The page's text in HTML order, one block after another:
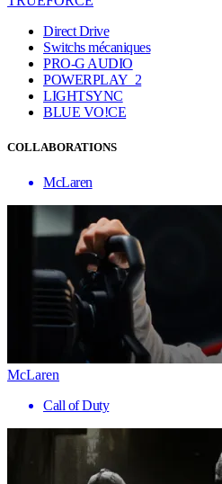
Direct Drive
Switchs mécaniques
PRO-G AUDIO
POWERPLAY 2
LIGHTSYNC
BLUE VO!CE
COLLABORATIONS
McLaren
McLaren
Call of Duty